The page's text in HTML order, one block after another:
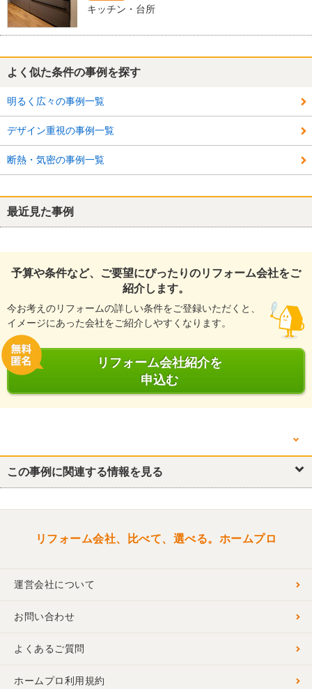
キッチン・台所
よく似た条件の事例を探す
明るく広々の事例一覧
デザイン重視の事例一覧
断熱・気密の事例一覧
最近見た事例
予算や条件など、ご要望にぴったりのリフォーム会社をご
紹介します。
今お考えのリフォームの詳しい条件をご登録いただくと、
イメージにあった会社をご紹介しやすくなります。
リフォーム会社紹介を
申込む
他の箇所を見る
リフォーム概要 窓・サッシ
この事例に関連する情報を見る
リフォーム会社、比べて、選べる。ホームプロ
運営会社について
お問い合わせ
よくあるご質問
ホームプロ利用規約